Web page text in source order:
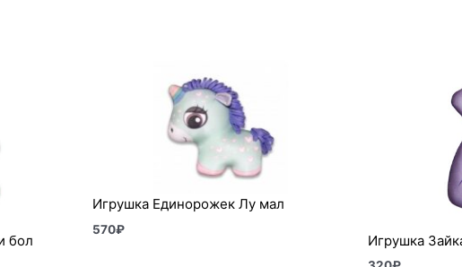
бол
Игрушка Единорожек Лу мал
570₽
Игрушка